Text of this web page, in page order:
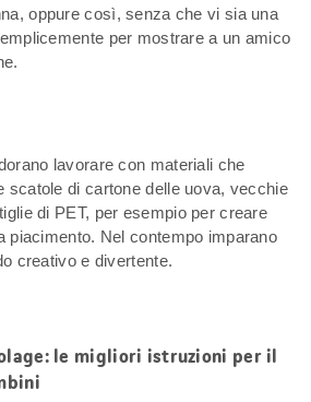
oppure così, senza che vi sia una
per mostrare a un amico
lavorare con materiali che
scatole di cartone delle uova, vecchie
di PET, per esempio per creare
piacimento. Nel contempo imparano
creativo e divertente.
le migliori istruzioni per il